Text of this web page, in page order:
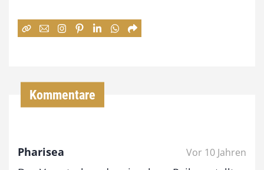
:
Kommentare
Pharisea Vor 10 Jahren